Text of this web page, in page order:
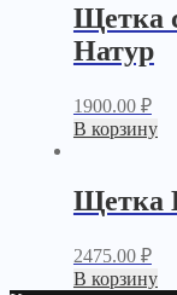
Щетка
Натур
1900.00 ₽
В корзину
Щетка
2475.00 ₽
В корзину